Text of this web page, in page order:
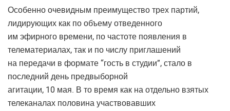
Особенно очевидным преимущество трех партий,
лидирующих как по объему отведенного
им эфирного времени, по частоте появления в
телематериалах, так и по числу приглашений
на передачи в формате “гость в студии”, стало в
последний день предвыборной
агитации, 10 мая. В то время как на отдельно взятых
телеканалах половина участвовавших